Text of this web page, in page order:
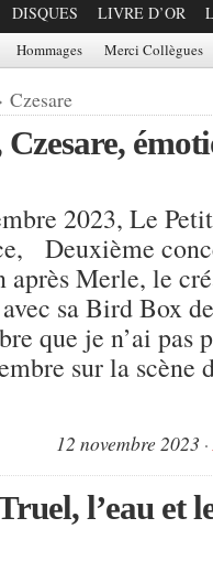
DISQUES LIVRE D’OR
Hommages Merci Collègues
2023, Le
Deuxième
après Merle, le
sa Bird Box
que je n’ai pas
sur la scène
12 novembre 2023
l’eau et